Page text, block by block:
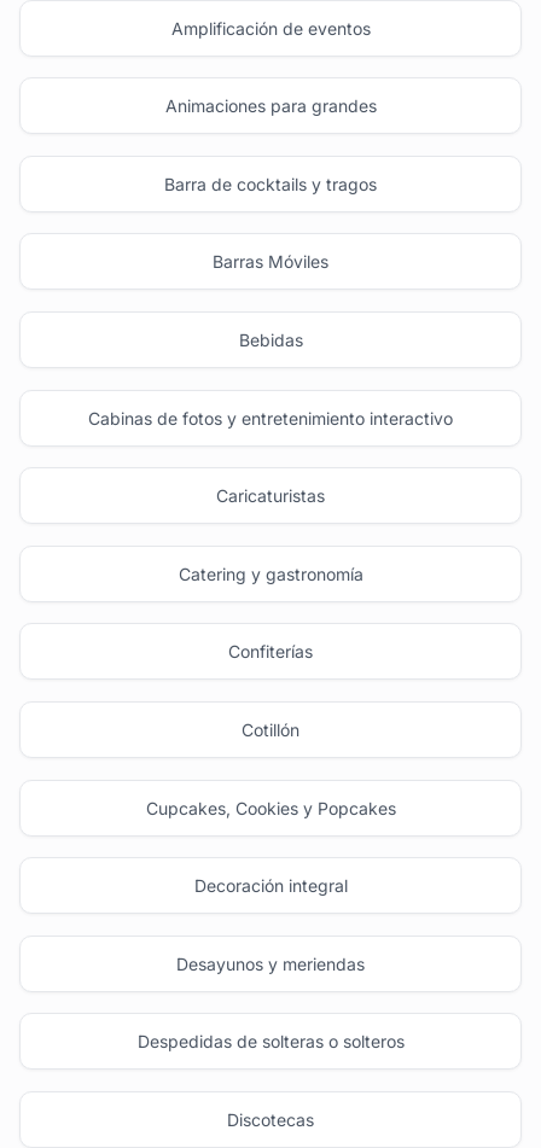
Amplificación de eventos
Animaciones para grandes
Barra de cocktails y tragos
Barras Móviles
Bebidas
Cabinas de fotos y entretenimiento interactivo
Caricaturistas
Catering y gastronomía
Confiterías
Cotillón
Cupcakes, Cookies y Popcakes
Decoración integral
Desayunos y meriendas
Despedidas de solteras o solteros
Discotecas